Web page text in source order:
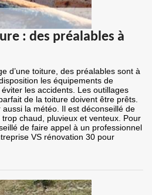
: des préalables à
d’une toiture, des préalables sont à
les équipements de
les accidents. Les outillages
de la toiture doivent être prêts.
la météo. Il est déconseillé de
chaud, pluvieux et venteux. Pour
de faire appel à un professionnel
VS rénovation 30 pour